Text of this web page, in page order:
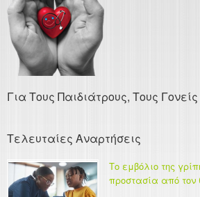
Για Τους Παιδιάτρους, Τους
Τελευταίες Αναρτήσεις
Το εμβόλιο της
προστασία από